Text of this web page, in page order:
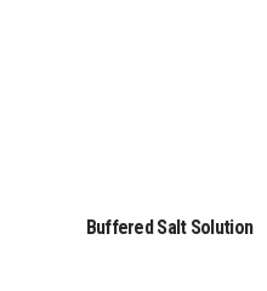
Buffered Salt Solution